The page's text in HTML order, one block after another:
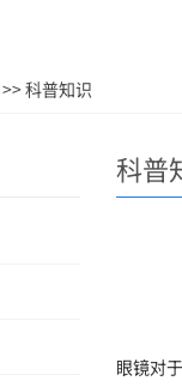
>>科普知识
科普
眼镜对